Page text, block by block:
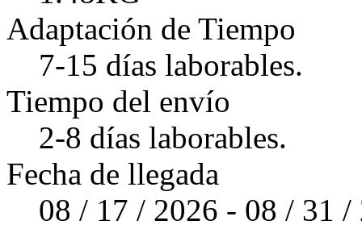
Adaptación de Tiempo
7-15 días laborables.
Tiempo del envío
2-8 días laborables.
Fecha de llegada
08 / 17 / 2026 - 08 / 31 /